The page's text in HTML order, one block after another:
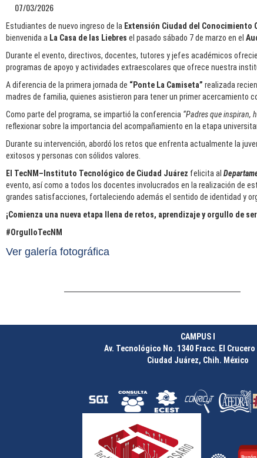
07/03/2026
Estudiantes de nuevo ingreso de la Extensión Ciudad del Conocimiento
bienvenida a La Casa de las Liebres el pasado sábado 7 de marzo en el
Durante el evento, directivos, docentes, tutores y jefes académicos
programas de apoyo y actividades extraescolares que ofrece nuestra
A diferencia de la primera jornada de “Ponte La Camiseta” realizada
madres de familia, quienes asistieron para tener un primer acercamiento
Como parte del programa, se impartió la conferencia “Padres que inspiran,
reflexionar sobre la importancia del acompañamiento en la etapa
Durante su intervención, abordó los retos que enfrenta actualmente la
exitosos y personas con sólidos valores.
El TecNM–Instituto Tecnológico de Ciudad Juárez felicita al
evento, así como a todos los docentes involucrados en la realización de
grandes satisfacciones, fortaleciendo además el sentido de identidad y
¡Comienza una nueva etapa llena de retos, aprendizaje y orgullo de
#OrgulloTecNM
Ver galería fotográfica
CAMPUS I
Av. Tecnológico No. 1340 Fracc. El Crucero
Ciudad Juárez, Chih. México